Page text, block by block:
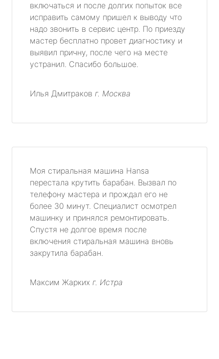
включаться и после долгих попыток все
исправить самому пришел к выводу что
надо звонить в сервис центр. По приезду
мастер бесплатно провет диагностику и
выявил причну, после чего на месте
устранил. Спасибо большое.
Илья Дмитраков г. Москва
Моя стиральная машина Hansa
перестала крутить барабан. Вызвал по
телефону мастера и прождал его не
более 30 минут. Специалист осмотрел
машинку и принялся ремонтировать.
Спустя не долгое время после
включения стиральная машина вновь
закрутила барабан.
Максим Жарких г. Истра